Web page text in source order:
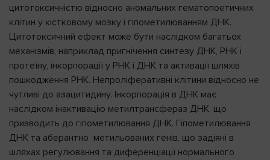
цитотоксичністю відносно аномальних гематопоетичних
клітин у кістковому мозку і гіпометилюванням ДНК.
Цитотоксичний ефект може бути наслідком багатьох
механізмів, наприклад пригнічення синтезу ДНК, РНК і
протеїну, інкорпорації у РНК і ДНК та активації шляхів
пошкодження РНК. Непроліферативні клітини відносно не
чутливі до азацитидину. Інкорпорація в ДНК має
наслідком інактивацію метилтрансфераз ДНК, що
призводить до гіпометилювання ДНК. Гіпометилювання
ДНК та аберантно метильованих генів, що задіяні в
шляхах регулювання та диференціації нормального